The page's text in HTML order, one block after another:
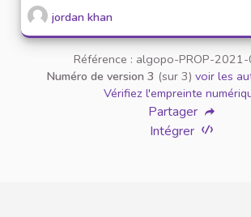
jordan khan
Référence : algopo-PROP-
Numéro de version 3 (sur 3) voir les
Vérifiez l'empreinte
Partager
Intégrer